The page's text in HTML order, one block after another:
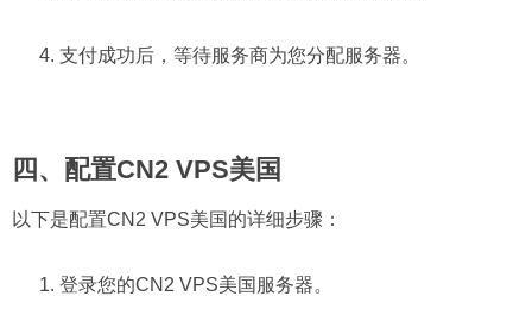
支付成功后，等待服务商为您分配服务器。
四、配置CN2 VPS美国
以下是配置CN2 VPS美国的详细步骤：
登录您的CN2 VPS美国服务器。